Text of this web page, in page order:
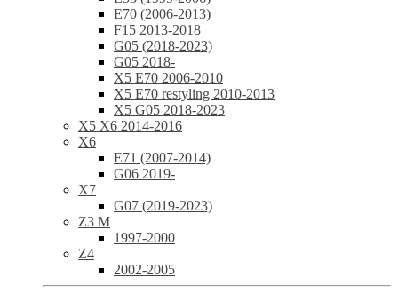
E70 (2006-2013)
F15 2013-2018
G05 (2018-2023)
G05 2018-
X5 E70 2006-2010
X5 E70 restyling 2010-2013
X5 G05 2018-2023
X5 X6 2014-2016
X6
E71 (2007-2014)
G06 2019-
X7
G07 (2019-2023)
Z3 M
1997-2000
Z4
2002-2005